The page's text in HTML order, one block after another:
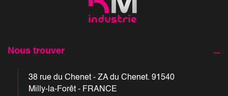
Nous trouver
38 rue du Chenet - ZA du Chenet. 91540
Milly-la-Forêt - FRANCE